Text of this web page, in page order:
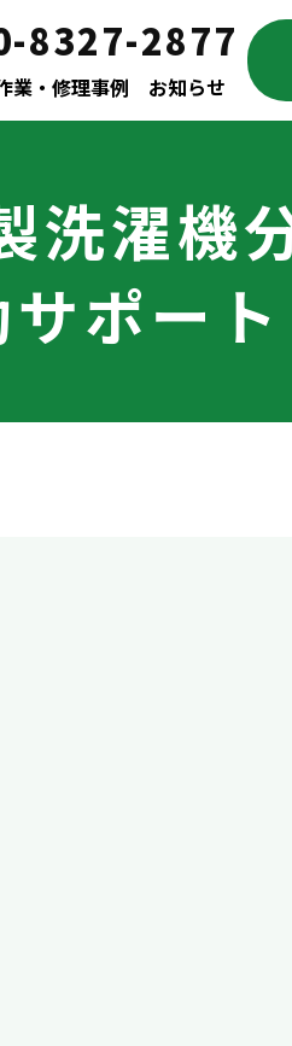
業・修理事例 お知らせ
8327-2877
洗濯機
ポート